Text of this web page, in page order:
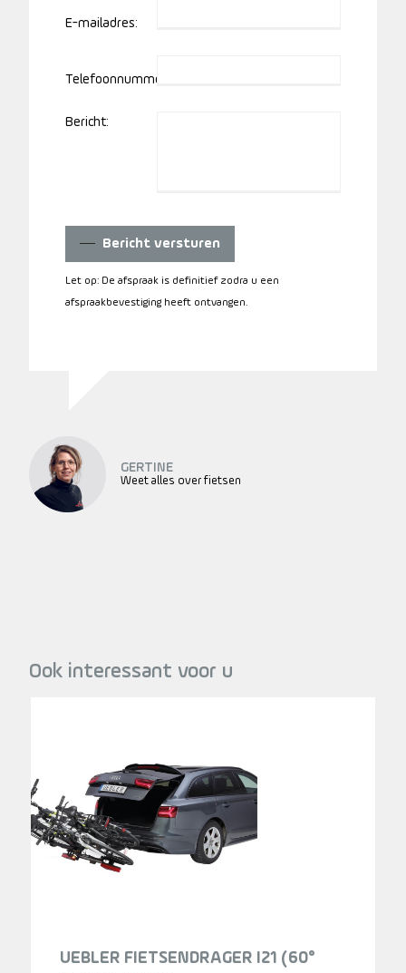
E-mailadres:
Telefoonnummer:
Bericht:
Bericht versturen
Let op: De afspraak is definitief zodra u een
afspraakbevestiging heeft ontvangen.
GERTINE
Weet alles over fietsen
Ook interessant voor u
UEBLER FIETSENDRAGER I21 (60°